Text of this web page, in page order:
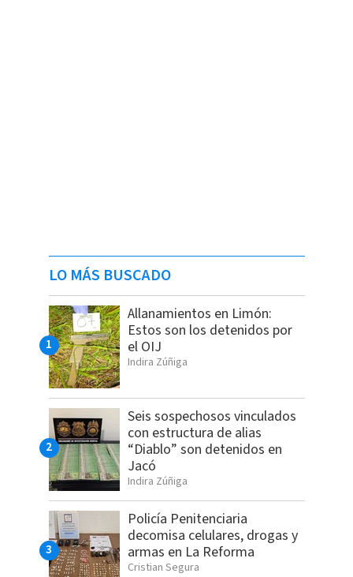
LO MÁS BUSCADO
Allanamientos en Limón:
Estos son los detenidos por
el OIJ
Indira Zúñiga
Seis sospechosos vinculados
con estructura de alias
“Diablo” son detenidos en
Jacó
Indira Zúñiga
Policía Penitenciaria
decomisa celulares, drogas y
armas en La Reforma
Cristian Segura